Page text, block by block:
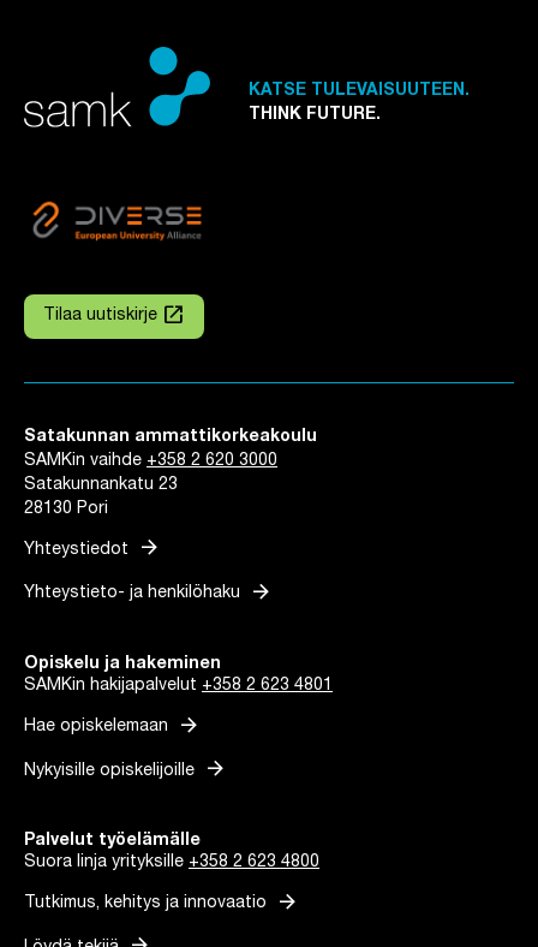
KATSE TULEVAISUUTEEN.
THINK FUTURE.
Tilaa uutiskirje
Linkki avautuu uuteen välilehteen
launch
Satakunnan ammattikorkeakoulu
SAMKin vaihde +358 2 620 3000
Satakunnankatu 23
28130 Pori
Yhteystiedot arrow_forward
Yhteystieto- ja henkilöhaku arrow_forward
Opiskelu ja hakeminen
SAMKin hakijapalvelut +358 2 623 4801
Hae opiskelemaan arrow_forward
Nykyisille opiskelijoille arrow_forward
Palvelut työelämälle
Suora linja yrityksille +358 2 623 4800
Tutkimus, kehitys ja innovaatio arrow_forward